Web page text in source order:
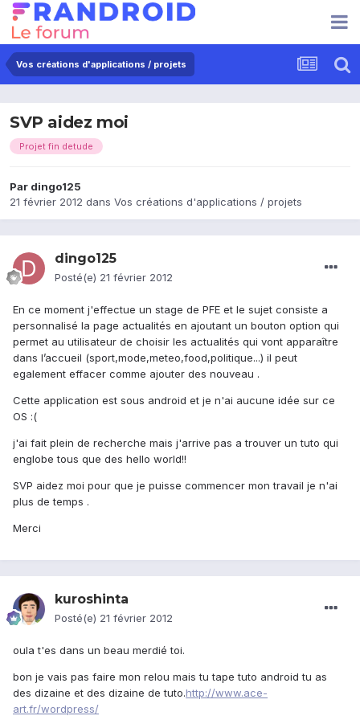
Vos créations d'applications / projets
SVP aidez moi
Projet fin detude
Par dingo125
21 février 2012 dans Vos créations d'applications / projets
dingo125
Posté(e) 21 février 2012
En ce moment j'effectue un stage de PFE et le sujet consiste a
personnalisé la page actualités en ajoutant un bouton option qui
permet au utilisateur de choisir les actualités qui vont apparaître
dans l’accueil (sport,mode,meteo,food,politique...) il peut
egalement effacer comme ajouter des nouveau .
Cette application est sous android et je n'ai aucune idée sur ce
OS :(
j'ai fait plein de recherche mais j'arrive pas a trouver un tuto qui
englobe tous que des hello world!!
SVP aidez moi pour que je puisse commencer mon travail je n'ai
plus de temps .
Merci
kuroshinta
Posté(e) 21 février 2012
oula t'es dans un beau merdié toi.
bon je vais pas faire mon relou mais tu tape tuto android tu as
des dizaine et des dizaine de tuto.http://www.ace-
art.fr/wordpress/